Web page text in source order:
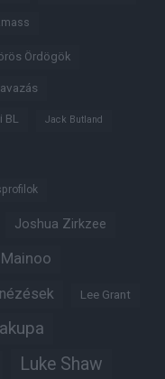
Ördögök
BL Jack Butland
Joshua Zirkzee
Lee Grant
Luke Shaw